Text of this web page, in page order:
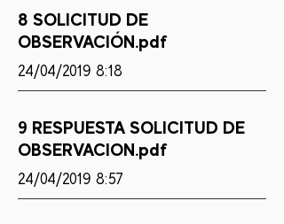
8 SOLICITUD DE
OBSERVACIÓN.pdf
24/04/2019 8:18
9 RESPUESTA SOLICITUD DE
OBSERVACION.pdf
24/04/2019 8:57